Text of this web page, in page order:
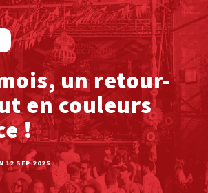
un retour-
en couleurs
!
12 SEP 2025